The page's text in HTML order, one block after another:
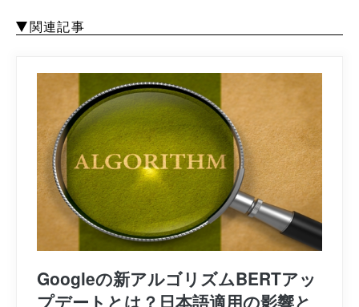
関連記事
Googleの新アルゴリズムBERTアッ
プデートとは？日本語適用の影響と